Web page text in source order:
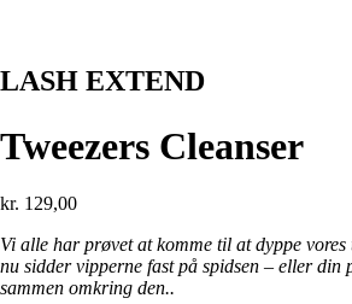
LASH EXTEND
Tweezers Cleanser
kr. 129,00
Vi alle har prøvet at komme til at dyppe
nu sidder vipperne fast på spidsen – eller din
sammen omkring den..